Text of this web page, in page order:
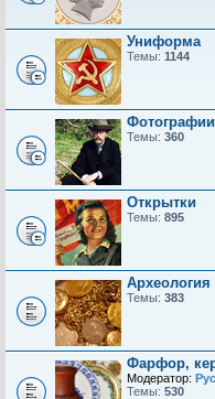
Униформа
Темы: 1144
Фотографии
Темы: 360
Открытки
Темы: 895
Археология
Темы: 383
Фарфор,
Модератор:
Темы: 530